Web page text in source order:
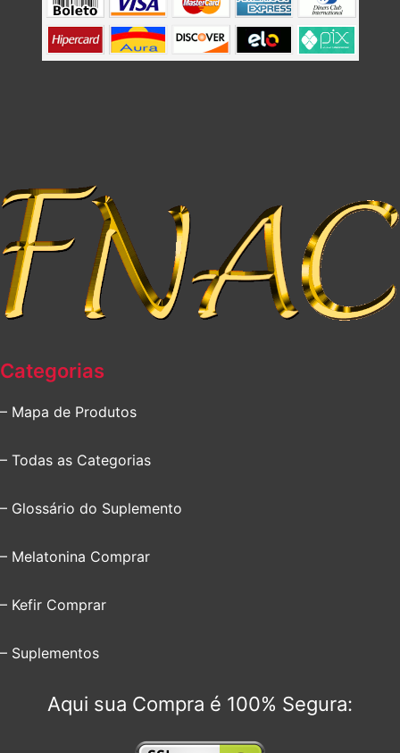
Categorias
– Mapa de Produtos
– Todas as Categorias
– Glossário do Suplemento
– Melatonina Comprar
– Kefir Comprar
– Suplementos
Aqui sua Compra é 100% Segura: